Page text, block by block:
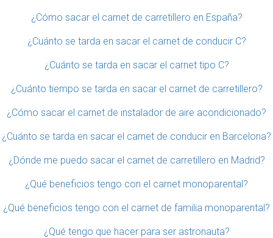
¿Cómo sacar el carnet de carretillero en España?
¿Cuánto se tarda en sacar el carnet de conducir C?
¿Cuánto se tarda en sacar el carnet tipo C?
¿Cuánto tiempo se tarda en sacar el carnet de carretillero?
¿Cómo sacar el carnet de instalador de aire acondicionado?
¿Cuánto se tarda en sacar el carnet de conducir en Barcelona?
¿Dónde me puedo sacar el carnet de carretillero en Madrid?
¿Qué beneficios tengo con el carnet monoparental?
¿Qué beneficios tengo con el carnet de familia monoparental?
¿Qué tengo que hacer para ser astronauta?